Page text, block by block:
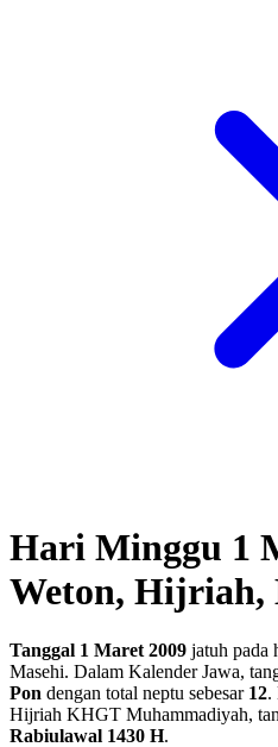
Hari Minggu 1
Weton, Hijriah,
Tanggal 1 Maret 2009 jatuh pada
Masehi. Dalam Kalender Jawa,
Pon dengan total neptu sebesar 12.
Hijriah KHGT Muhammadiyah,
Rabiulawal 1430 H.